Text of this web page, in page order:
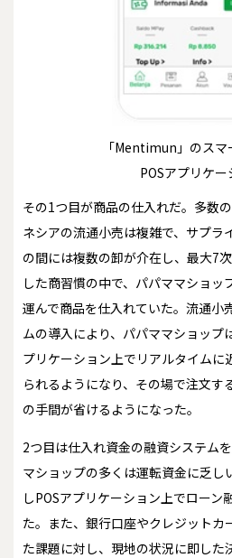
「Mentimun」のス
POSアプリケー
その1つ目が商品の仕入れだ。多数
ネシアの流通小売は複雑で、サプラ
の間には複数の卸が介在し、最大7
した商習慣の中で、パパママショッ
運んで商品を仕入れていた。流通小
ムの導入により、パパママショップ
プリケーション上でリアルタイムに
られるようになり、その場で注文す
の手間が省けるようになった。
2つ目は仕入れ資金の融資システム
マショップの多くは運転資金に乏し
しPOSアプリケーション上でローン
た。また、銀行口座やクレジットカ
た課題に対し、現地の状況に即した